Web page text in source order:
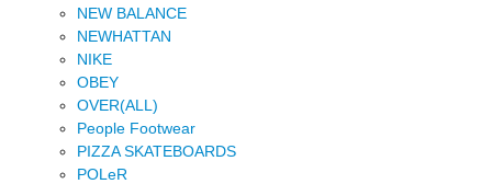
NEW BALANCE
NEWHATTAN
NIKE
OBEY
OVER(ALL)
People Footwear
PIZZA SKATEBOARDS
POLeR